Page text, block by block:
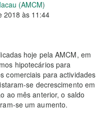
(AMCM)
2018 às 11:44
hoje pela AMCM, em
hipotecários para
comerciais para actividades
se decrescimento em
ao mês anterior, o saldo
se um aumento.